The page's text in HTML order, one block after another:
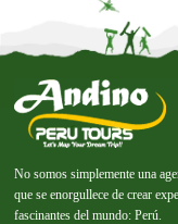
No somos simplemente una
que se enorgullece de crear
fascinantes del mundo: Perú.